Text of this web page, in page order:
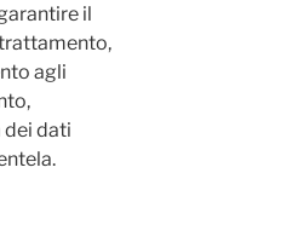
il
agli
dati